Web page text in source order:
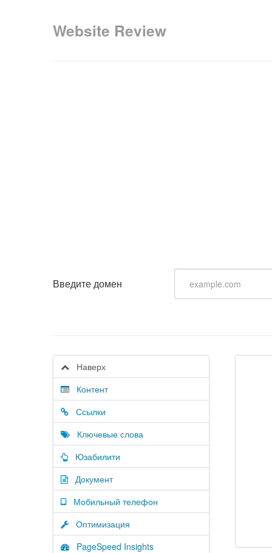
Website Review
Введите домен
Наверх
Контент
Ссылки
Ключевые слова
Юзабилити
Документ
Мобильный телефон
Оптимизация
PageSpeed Insights